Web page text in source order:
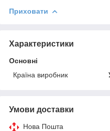
Приховати
Характеристики
Основні
Країна виробник
Умови доставки
Нова Пошта